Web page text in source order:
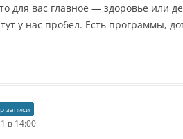
для вас главное — здоровье или
у нас пробел. Есть программы,
записи
в 14:00